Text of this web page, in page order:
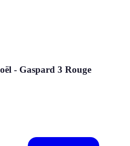
- Gaspard 3 Rouge